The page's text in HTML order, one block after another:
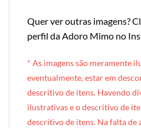
Quer ver outras imagens?
perfil da Adoro Mimo no
* As imagens são meramente
eventualmente, estar em
descritivo de itens. Havendo
ilustrativas e o descritivo de
descritivo de itens. Na falta